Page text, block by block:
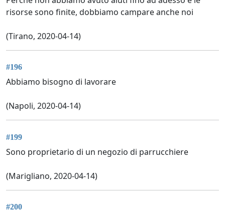
risorse sono finite, dobbiamo campare anche noi
(Tirano, 2020-04-14)
#196
Abbiamo bisogno di lavorare
(Napoli, 2020-04-14)
#199
Sono proprietario di un negozio di parrucchiere
(Marigliano, 2020-04-14)
#200